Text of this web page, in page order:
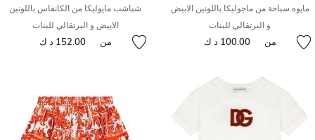
مايوه سباحة من ماجوليكا باللونين الابيض
و البرتقالي للبنات
من 100.00 د ك
شباشب مايوليكا من الكانفاس باللونين
الابيض و البرتقالي للبنات
من 152.00 د ك